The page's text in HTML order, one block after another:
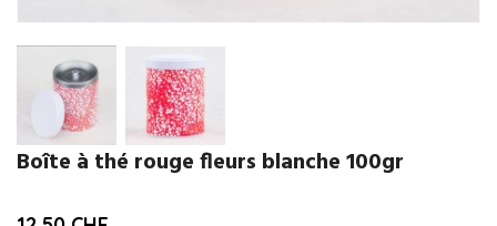
Boîte à thé rouge fleurs blanche 100gr